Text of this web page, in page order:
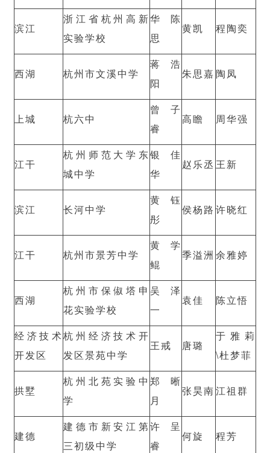
滨江
浙江省杭州高新
实验学校
华陈
思
黄凯 程陶奕
西湖 杭州市文溪中学
蒋浩
阳
朱思嘉 陶凤
上城 杭六中
曾子
睿
高瞻 周华强
江干
杭州师范大学东
城中学
银佳
华
赵乐丞 王新
滨江 长河中学
黄钰
彤
侯杨路 许晓红
江干 杭州市景芳中学
黄学
鲲
季溢洲 余雅婷
西湖
杭州市保俶塔申
花实验学校
吴泽
一
袁佳 陈立悟
经济技术
开发区
杭州经济技术开
发区景苑中学
王戒 唐璐
于雅莉
\杜梦菲
拱墅
杭州北苑实验中
学
郑晰
月
张昊南江祖群
建德
建德市新安江第
三初级中学
许呈
睿
何旋 程芳